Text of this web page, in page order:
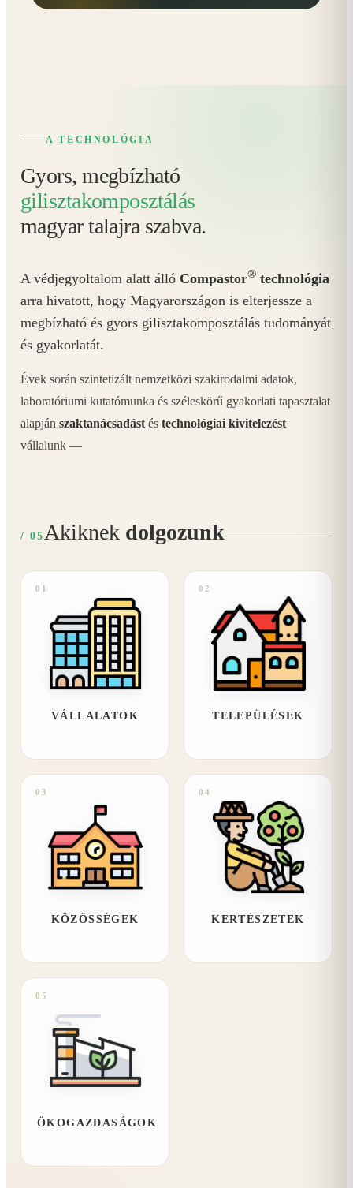
A TECHNOLÓGIA
Gyors, megbízható
gilisztakomposztálás
magyar talajra szabva.
A védjegyoltalom alatt álló Compastor® technológia
arra hivatott, hogy Magyarországon is elterjessze a
megbízható és gyors gilisztakomposztálás tudományát
és gyakorlatát.
Évek során szintetizált nemzetközi szakirodalmi adatok,
laboratóriumi kutatómunka és széleskörű gyakorlati tapasztalat
alapján szaktanácsadást és technológiai kivitelezést
vállalunk —
/ 05 Akiknek dolgozunk
01
VÁLLALATOK
02
TELEPÜLÉSEK
03
KÖZÖSSÉGEK
04
KERTÉSZETEK
05
ÖKOGAZDASÁGOK